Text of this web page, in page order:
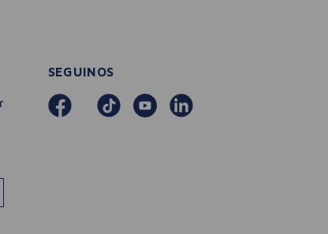
SEGUINOS